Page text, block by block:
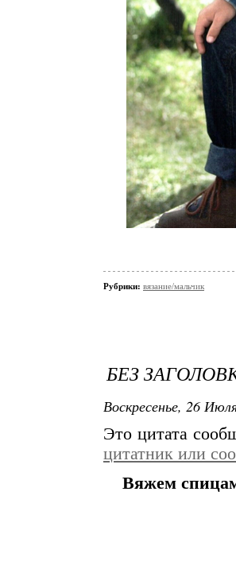
Рубрики: вязание/мальчик
БЕЗ
Воскресенье, 26
Это цитата
цитатник или
Вяжем